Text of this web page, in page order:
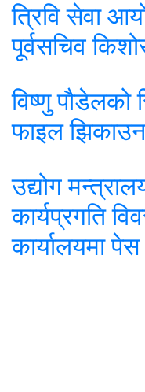
त्रिवि सेवा
पूर्वसचिव
विष्णु पौडेलको
फाइल
उद्योग
कार्यप्रगति
कार्यालयमा पेस